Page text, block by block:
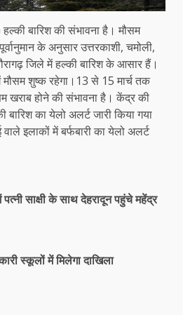
बारिश की संभावना है। मौसम
के अनुसार उत्तरकाशी, चमोली,
जिले में हल्की बारिश के आसार हैं।
शुष्क रहेगा।13 से 15 मार्च तक
खराब होने की संभावना है। केंद्र की
का येलो अलर्ट जारी किया गया
इलाकों में बर्फबारी का येलो अलर्ट
साक्षी के साथ देहरादून पहुंचे महेंद्र
स्कूलों में मिलेगा दाखिला